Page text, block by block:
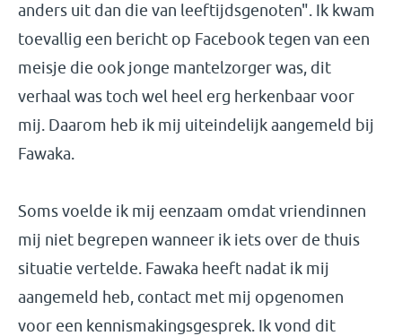
anders uit dan die van leeftijdsgenoten". Ik kwam
toevallig een bericht op Facebook tegen van een
meisje die ook jonge mantelzorger was, dit
verhaal was toch wel heel erg herkenbaar voor
mij. Daarom heb ik mij uiteindelijk aangemeld bij
Fawaka.
Soms voelde ik mij eenzaam omdat vriendinnen
mij niet begrepen wanneer ik iets over de thuis
situatie vertelde. Fawaka heeft nadat ik mij
aangemeld heb, contact met mij opgenomen
voor een kennismakingsgesprek. Ik vond dit